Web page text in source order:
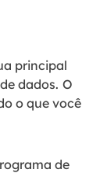
principal
dados. O
o que você
de